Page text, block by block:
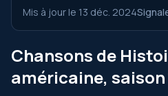
Mis à jour le 13 déc. 2024
Chansons de
américaine, saison